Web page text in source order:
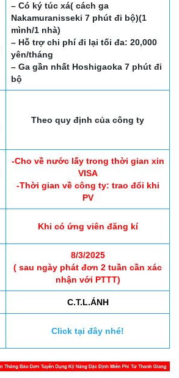
– Có ký túc xá( cách ga
Nakamuranisseki 7 phút đi bộ)(1
mình/1 nhà)
– Hỗ trợ chi phí đi lại tối đa: 20,000
yên/tháng
– Ga gần nhất Hoshigaoka 7 phút đi
bộ
Theo quy định của công ty
-Cho về nước lấy trong thời gian xin
VISA
-Thời gian về công ty: trao đổi khi
PV
Khi có ứng viên đăng kí
8/3/2025
( sau ngày phát đơn 2 tuần cần xác
nhận với PTTT)
C.T.L.ÁNH
Click tại đây nhé!